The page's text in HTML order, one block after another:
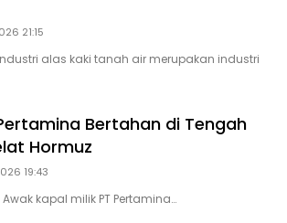
21:15
Industri alas kaki tanah air merupakan industri
Bertahan di Tengah
Hormuz
19:43
Awak kapal milik PT Pertamina…